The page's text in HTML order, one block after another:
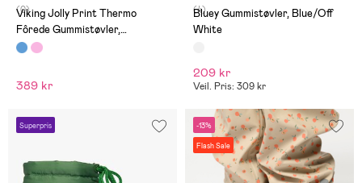
(0)
Viking Jolly Print Thermo
Fôrede Gummistøvler,
Blue/Multi
389 kr
(4)
Bluey Gummistøvler, Blue/Off
White
209 kr
Veil. Pris: 309 kr
Superpris -13%
Flash Sale